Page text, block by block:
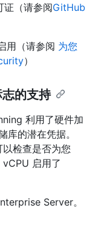
（请参阅GitHub
用（请参阅 为您
）
的支持
利用了硬件加
的潜在凭据。
检查是否为您
启用了
Server。